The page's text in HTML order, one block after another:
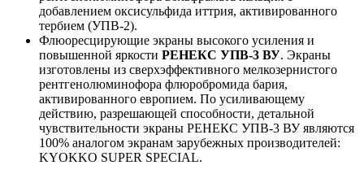
добавлением оксисульфида иттрия, активированного
тербием (УПВ-2).
Флюоресцирующие экраны высокого усиления и
повышенной яркости РЕНЕКС УПВ-3 ВУ. Экраны
изготовлены из сверхэффективного мелкозернистого
рентгенолюминофора флюробромида бария,
активированного европием. По усиливающему
действию, разрешающей способности, детальной
чувствительности экраны РЕНЕКС УПВ-3 ВУ являются
100% аналогом экранам зарубежных производителей:
KYOKKO SUPER SPECIAL.